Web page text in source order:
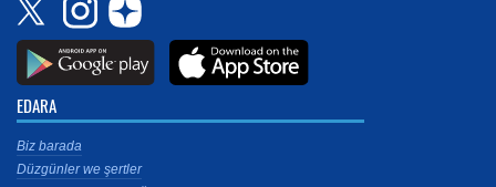
EDARA
Biz barada
Düzgünler we şertler